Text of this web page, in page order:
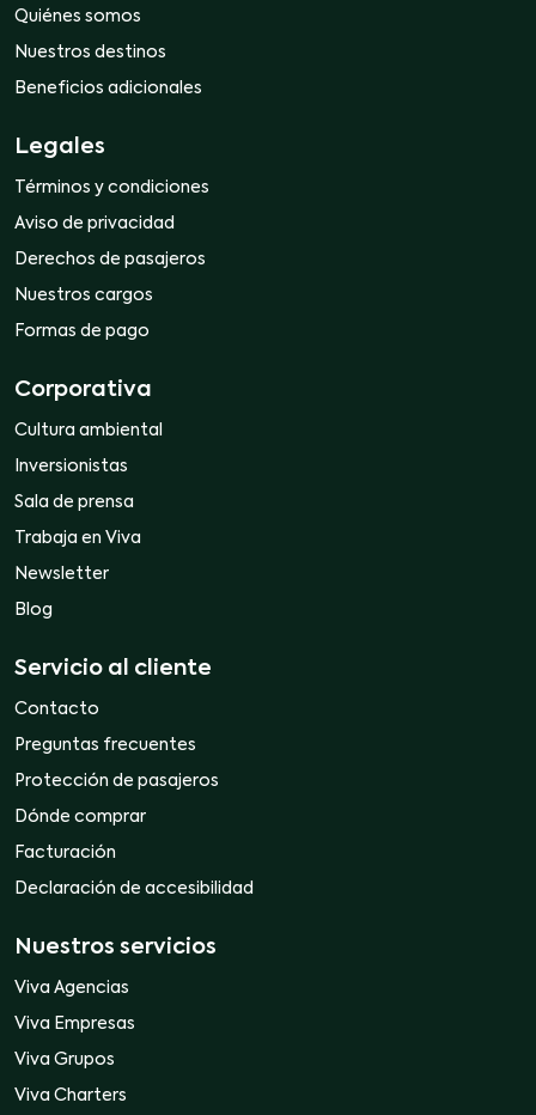
Quiénes somos
Nuestros destinos
Beneficios adicionales
Legales
Términos y condiciones
Aviso de privacidad
Derechos de pasajeros
Nuestros cargos
Formas de pago
Corporativa
Cultura ambiental
Inversionistas
Sala de prensa
Trabaja en Viva
Newsletter
Blog
Servicio al cliente
Contacto
Preguntas frecuentes
Protección de pasajeros
Dónde comprar
Facturación
Declaración de accesibilidad
Nuestros servicios
Viva Agencias
Viva Empresas
Viva Grupos
Viva Charters